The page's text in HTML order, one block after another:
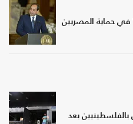
حماية المصريين
بعد